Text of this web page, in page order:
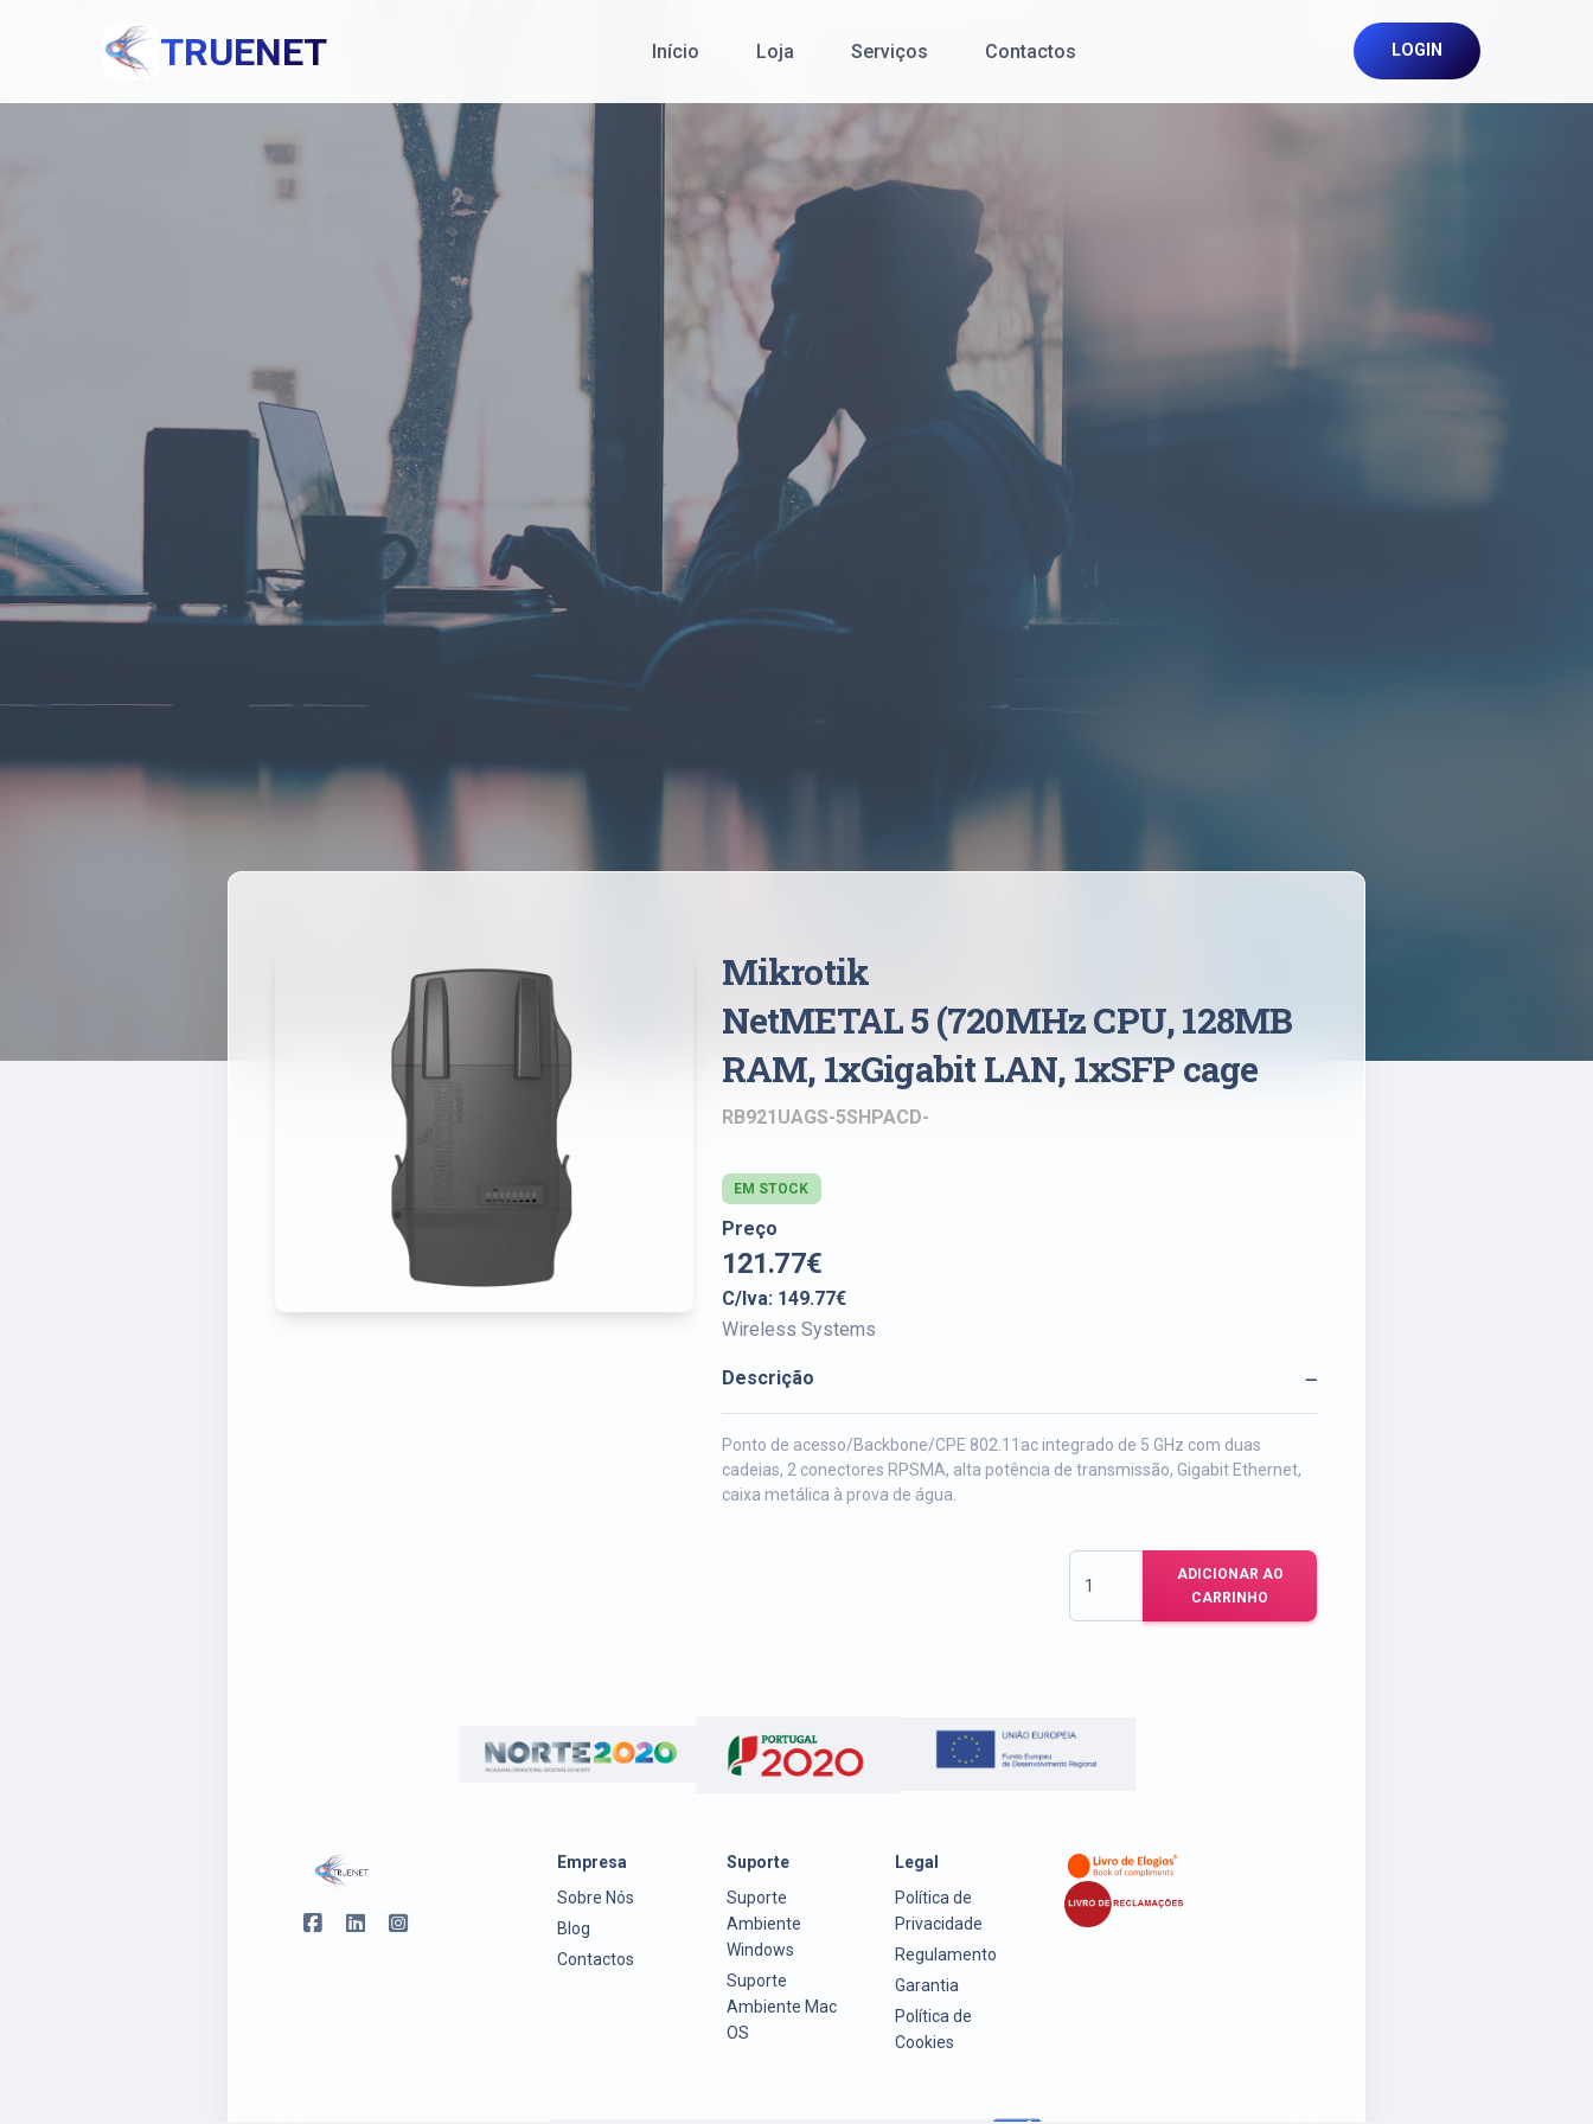
TRUENET Início Loja Serviços
Cibersegurança
Serviço Pós-Venda
Desenvolvimento de Software
Office 365
Contactos LOGIN
Mikrotik
NetMETAL 5 (720MHz CPU, 128MB
RAM, 1xGigabit LAN, 1xSFP cage
RB921UAGS-5SHPACD-
EM STOCK
Preço
121.77€
C/Iva: 149.77€
Wireless Systems
Descrição
Ponto de acesso/Backbone/CPE 802.11ac integrado de 5 GHz com duas
cadeias, 2 conectores RPSMA, alta potência de transmissão, Gigabit Ethernet,
caixa metálica à prova de água.
ADICIONAR AO
CARRINHO
Empresa
Sobre Nós
Blog
Contactos
Suporte
Suporte
Ambiente
Windows
Suporte
Ambiente Mac
OS
Legal
Política de
Privacidade
Regulamento
Garantia
Política de
Cookies